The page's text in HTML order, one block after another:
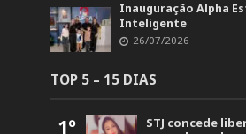
Inauguração Alpha
Inteligente
26/07/2026
TOP 5 – 15 DIAS
1º
STJ concede